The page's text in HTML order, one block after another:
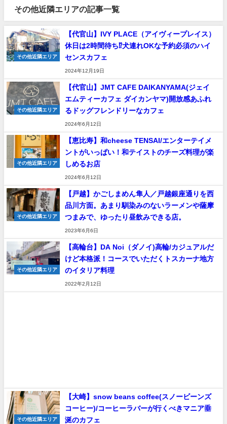
その他近隣エリアの記事一覧
その他近隣エリア
【代官山】IVY PLACE（アイヴィープレイス）
休日は2時間待ち⁉犬連れOKな予約必須のハイ
センスカフェ
2024年12月19日
その他近隣エリア
【代官山】JMT CAFE DAIKANYAMA(ジェイ
エムティーカフェ ダイカンヤマ)開放感あふれ
るドッグフレンドリーなカフェ
2024年6月12日
その他近隣エリア
【恵比寿】和cheese TENSAI/エンターテイメ
ントがいっぱい！和テイストのチーズ料理が楽
しめるお店
2024年6月12日
その他近隣エリア
【戸越】かごしまめん隼人／戸越銀座通りを西
品川方面。あまり馴染みのないラーメンや薩摩
つまみで、ゆったり昼飲みできる店。
2023年6月6日
その他近隣エリア
【高輪台】DA Noi（ダノイ)高輪/カジュアルだ
けど本格派！コースでいただくトスカーナ地方
のイタリア料理
2022年2月12日
その他近隣エリア
【大崎】snow beans coffee(スノービーンズ
コーヒー)/コーヒーラバーが行くべきマニア垂
涎のカフェ